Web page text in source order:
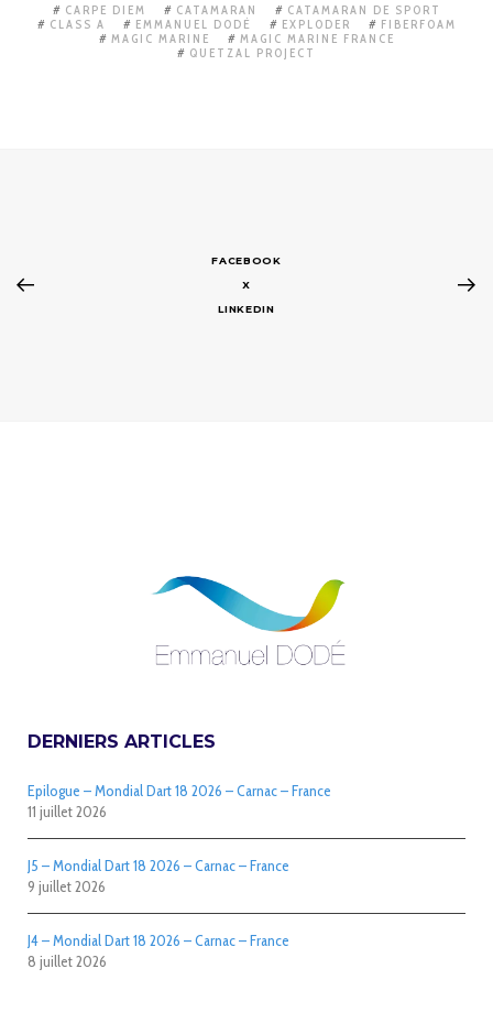
CARPE DIEM CATAMARAN
CATAMARAN DE SPORT
CLASS A
EMMANUEL DODÉ EXPLODER
FIBERFOAM
MAGIC MARINE
MAGIC MARINE FRANCE
QUETZAL PROJECT
FACEBOOK
X
LINKEDIN
DERNIERS ARTICLES
Epilogue – Mondial Dart 18 2026 – Carnac – France
11 juillet 2026
J5 – Mondial Dart 18 2026 – Carnac – France
9 juillet 2026
J4 – Mondial Dart 18 2026 – Carnac – France
8 juillet 2026